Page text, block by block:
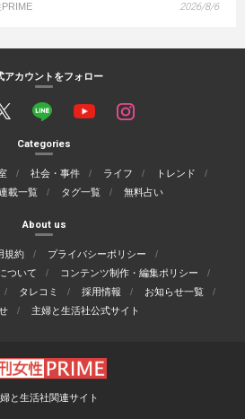
2026/8/6
アカウントをフォロー
Categories
社会・事件 ライフ
トレンド
載一覧 タグ一覧 無料占い
About us
規約
プライバシーポリシー
ついて
コンテンツ制作・編集ポリシー
タレコミ 採用情報
お知らせ一覧
主婦と生活社公式サイト
と生活社関連サイト